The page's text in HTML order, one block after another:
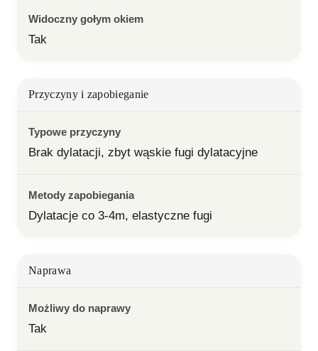
Widoczny gołym okiem
Tak
Przyczyny i zapobieganie
Typowe przyczyny
Brak dylatacji, zbyt wąskie fugi dylatacyjne
Metody zapobiegania
Dylatacje co 3-4m, elastyczne fugi
Naprawa
Możliwy do naprawy
Tak